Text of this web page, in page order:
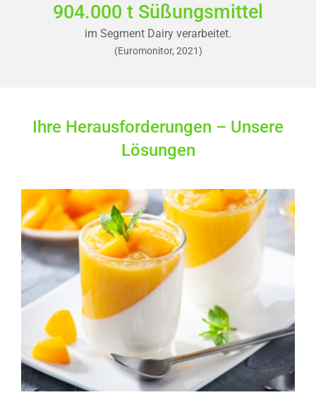
904.000 t Süßungsmittel
im Segment Dairy verarbeitet.
(Euromonitor, 2021)
Ihre Herausforderungen – Unsere
Lösungen